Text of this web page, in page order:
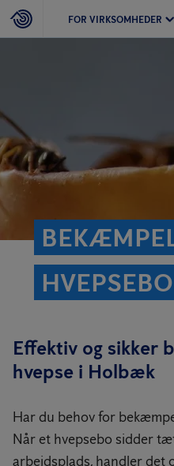
FOR VIRKSOMHEDER
Effektiv og sikker
hvepse i Holbæk
Har du behov for
Når et hvepsebo sidder
arbejdsplads, handler det